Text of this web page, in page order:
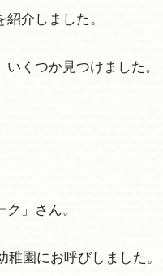
介しました。
くつか見つけました。
」さん。
園にお呼びしました。